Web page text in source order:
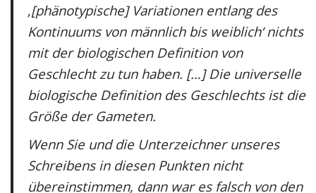
‚[phänotypische] Variationen entlang des
Kontinuums von männlich bis weiblich‘ nichts
mit der biologischen Definition von
Geschlecht zu tun haben. […] Die universelle
biologische Definition des Geschlechts ist die
Größe der Gameten.
Wenn Sie und die Unterzeichner unseres
Schreibens in diesen Punkten nicht
übereinstimmen, dann war es falsch von den